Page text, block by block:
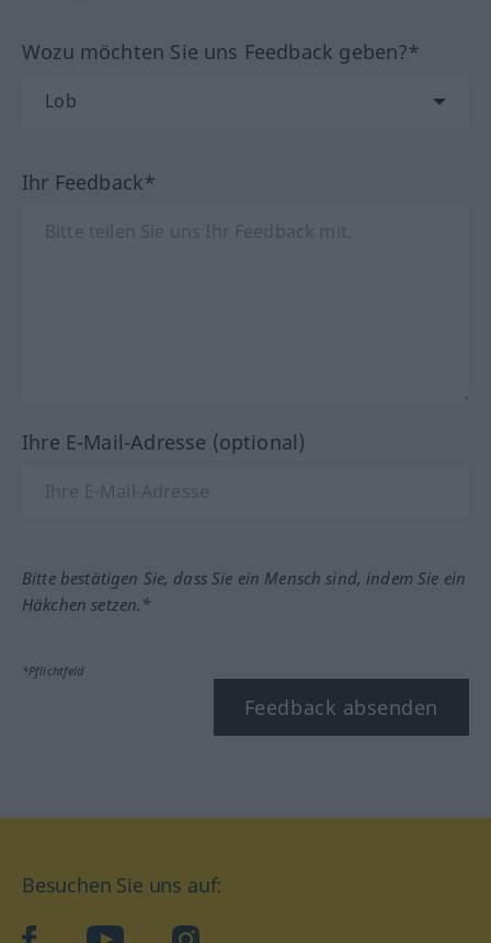
Wozu möchten Sie uns Feedback geben?*
Ihr Feedback*
Ihre E-Mail-Adresse (optional)
Bitte bestätigen Sie, dass Sie ein Mensch sind, indem Sie ein
Häkchen setzen.*
*Pflichtfeld
Feedback absenden
Besuchen Sie uns auf: